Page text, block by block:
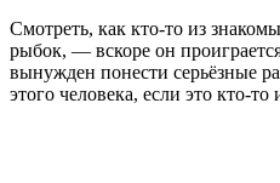
Смотреть, как кто-то из
рыбок, — вскоре он
вынужден понести серьёзные
этого человека, если это кто-